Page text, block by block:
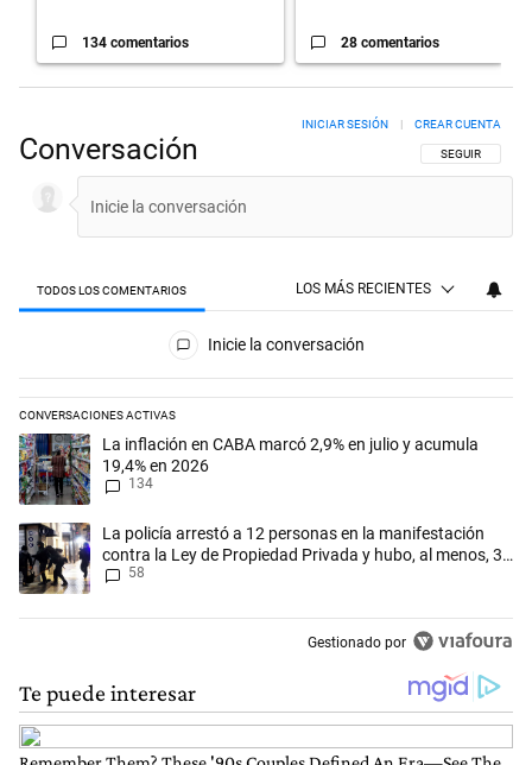
134 comentarios 28 comentarios
Conversación SIGA ESTA
SEGUIR
INICIAR SESIÓN CREAR CUENTA
TODOS LOS COMENTARIOS LOS MÁS RECIENTES
Todos los comentarios
Inicie la conversación
CONVERSACIONES ACTIVAS
Este listado muestra los artículos con más comentarios en los
Un artículo de tendencia con el título "La inflación en CABA marcó
La inflación en CABA marcó 2,9% en julio y acumula
19,4% en 2026
134
Un artículo de tendencia con el título "La policía arrestó a 12
La policía arrestó a 12 personas en la manifestación
contra la Ley de Propiedad Privada y hubo, al menos, 3
agentes heridos
58
Gestionado por